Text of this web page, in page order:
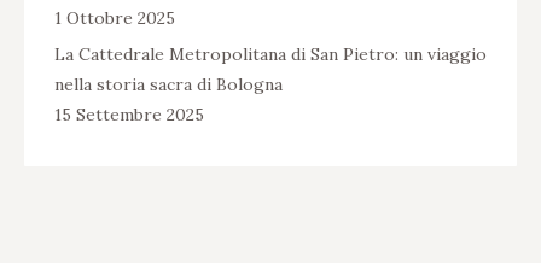
1 Ottobre 2025
La Cattedrale Metropolitana di San Pietro: un viaggio
nella storia sacra di Bologna
15 Settembre 2025